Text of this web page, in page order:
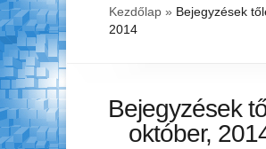
Kezdőlap » Bejegyzések
2014
Bejegyzések
október,